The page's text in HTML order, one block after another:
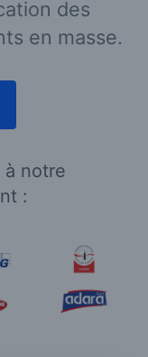
des
en masse.
notre
: